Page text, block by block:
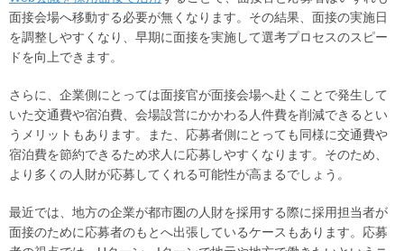
面接会場へ移動する必要が無くなります。その結果、面接の実施日
を調整しやすくなり、早期に面接を実施して選考プロセスのスピー
ドを向上できます。
さらに、企業側にとっては面接官が面接会場へ赴くことで発生して
いた交通費や宿泊費、会場設営にかかわる人件費を削減できるとい
うメリットもあります。また、応募者側にとっても同様に交通費や
宿泊費を節約できるため求人に応募しやすくなります。そのため、
より多くの人財が応募してくれる可能性が高まるでしょう。
最近では、地方の企業が都市圏の人財を採用する際に採用担当者が
面接のために応募者のもとへ出張しているケースもあります。応募